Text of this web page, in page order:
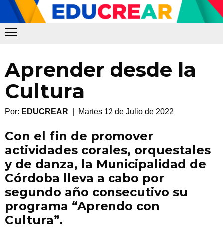
Aprender desde la
Cultura
Por: EDUCREAR | Martes 12 de Julio de 2022
Con el fin de promover
actividades corales, orquestales
y de danza, la Municipalidad de
Córdoba lleva a cabo por
segundo año consecutivo su
programa “Aprendo con
Cultura”.